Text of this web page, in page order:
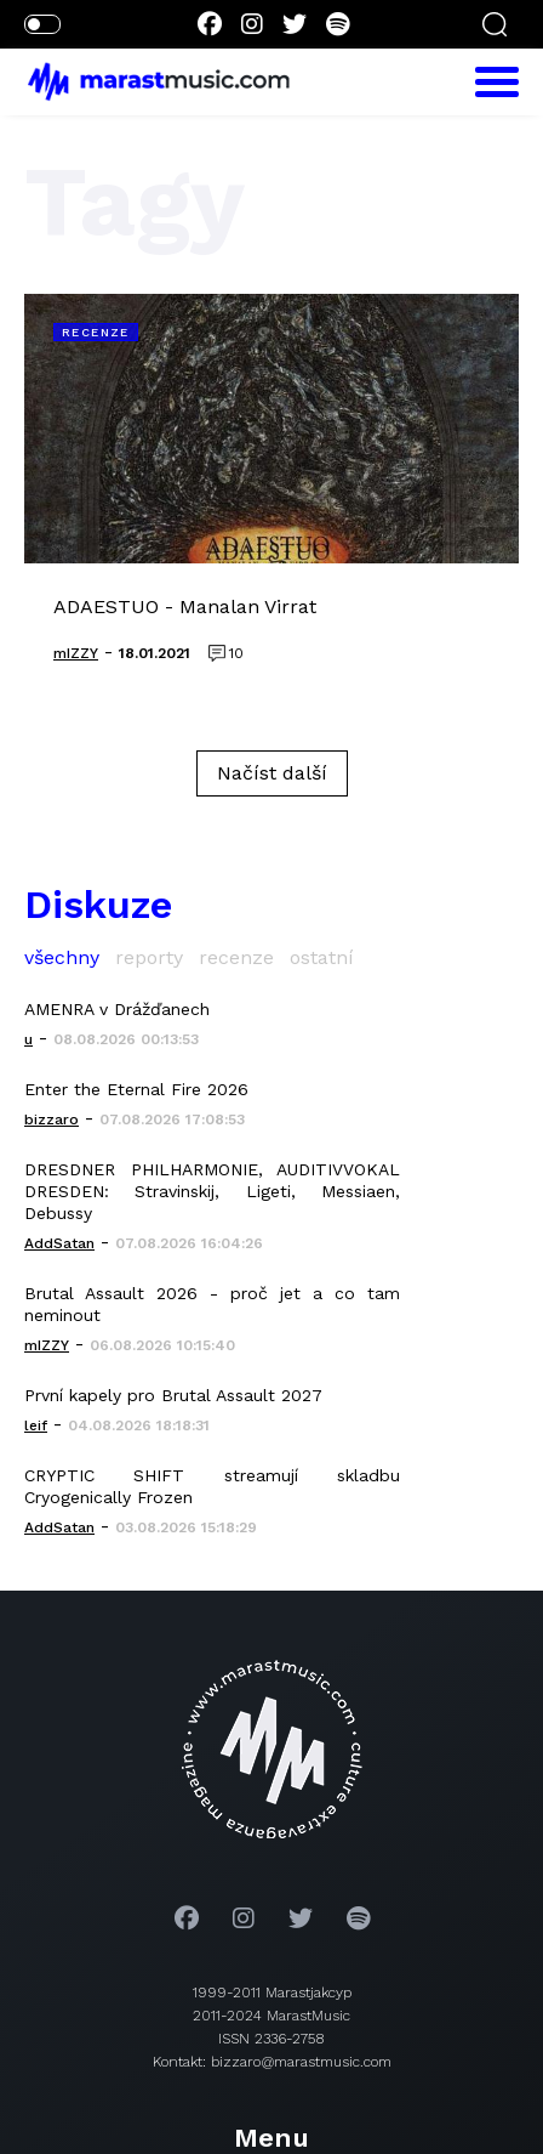
RECENZE
ADAESTUO - Manalan Virrat
mIZZY - 18.01.2021 10
Načíst další
Diskuze
všechny reporty recenze ostatní
AMENRA v Drážďanech
u - 08.08.2026 00:13:53
Enter the Eternal Fire 2026
bizzaro - 07.08.2026 17:08:53
DRESDNER PHILHARMONIE, AUDITIVVOKAL
DRESDEN: Stravinskij, Ligeti, Messiaen,
Debussy
AddSatan - 07.08.2026 16:04:26
Brutal Assault 2026 - proč jet a co tam
neminout
mIZZY - 06.08.2026 10:15:40
První kapely pro Brutal Assault 2027
leif - 04.08.2026 18:18:31
CRYPTIC SHIFT streamují skladbu
Cryogenically Frozen
AddSatan - 03.08.2026 15:18:29
1999-2011 Marastjakcyp
2011-2024 MarastMusic
ISSN 2336-2758
Kontakt: bizzaro@marastmusic.com
Menu